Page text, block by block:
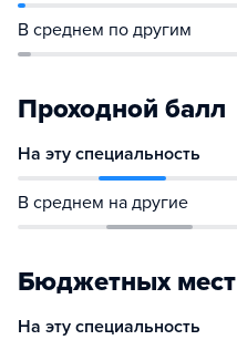
В среднем по другим
Проходной балл
На эту специальность
В среднем на другие
Бюджетных мест
На эту специальность